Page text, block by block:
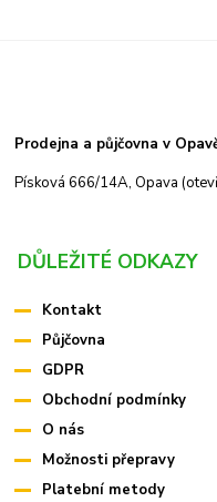
Prodejna a půjčovna v
Písková 666/14A, Opava
DŮLEŽITÉ ODKAZY
Kontakt
Půjčovna
GDPR
Obchodní podmínky
O nás
Možnosti přepravy
Platební metody